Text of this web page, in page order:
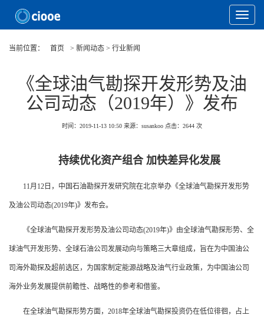
Toggle
当前位置：
首页 > 新闻动态 > 行业新闻
《全球油气勘探开发形势及油
公司动态（2019年）》发布
时间：2019-11-13 10:50 来源：susankoo 点击： 2644 次
持续优化资产组合 加快差异化发展
11月12日，中国石油勘探开发研究院在北京举办《全球油气勘探开发形势
及油公司动态(2019年)》发布会。
《全球油气勘探开发形势及油公司动态(2019年)》由全球油气勘探形势、全
球油气开发形势、全球石油公司发展动向与策略三大章组成，旨在为中国油公
司海外勘探及超前选区，为国家制定能源战略及油气行业政策，为中国油公司
海外业务发展提供前瞻性、战略性的参考和借鉴。
在全球油气勘探形势方面，2018年全球油气勘探投资仍在低位徘徊，占上